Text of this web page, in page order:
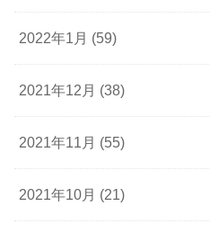
2022年1月 (59)
2021年12月 (38)
2021年11月 (55)
2021年10月 (21)